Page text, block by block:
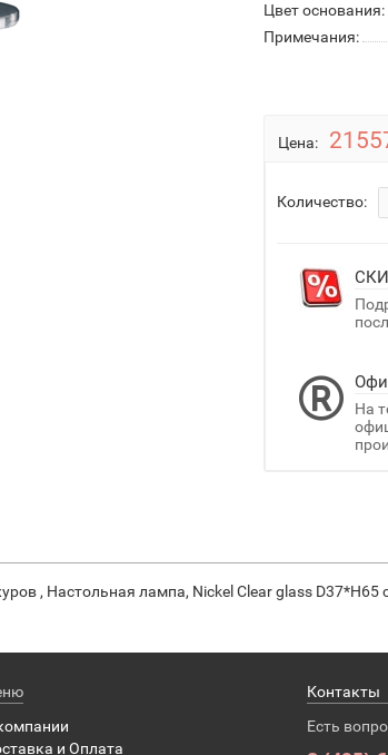
Цвет основания:
Примечания:
Цена:
Количество:
На
, Настольная лампа, Nickel Clear glass D37*H65
и Оплата
Контакты
Есть